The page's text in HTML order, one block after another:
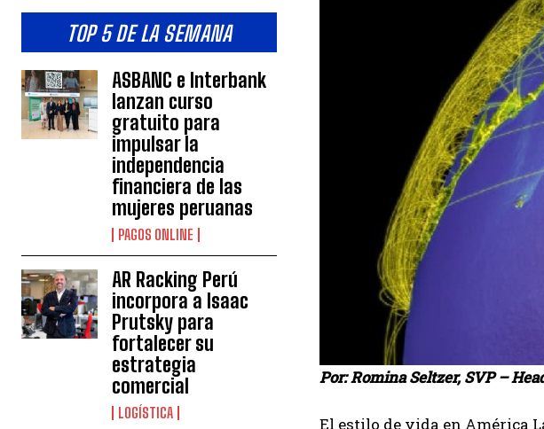
TOP 5 DE LA SEMANA
ASBANC e Interbank
lanzan curso
gratuito para
impulsar la
independencia
financiera de las
mujeres peruanas
PAGOS ONLINE
AR Racking Perú
incorpora a Isaac
Prutsky para
fortalecer su
estrategia
comercial
LOGÍSTICA
Por: Romina Seltzer, SVP –
El estilo de vida en América